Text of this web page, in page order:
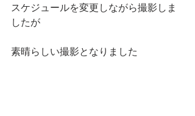
スケジュールを変更しながら撮影しま
したが
素晴らしい撮影となりました